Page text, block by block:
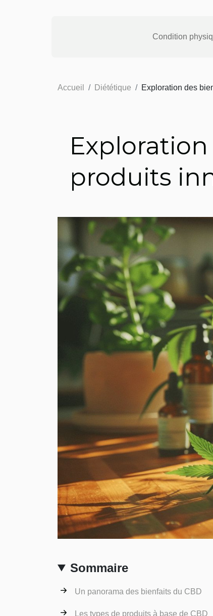
Condition
Accueil Diététique Exploration des
produits
Sommaire
Un panorama des bienfaits du CBD
Les types de produits à base de CBD